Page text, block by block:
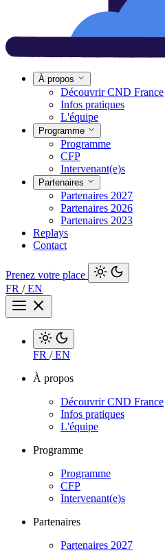
À propos
Découvrir CND France
Infos pratiques
L'équipe
Programme
Programme
CFP
Intervenant(e)s
Partenaires
Partenaires 2027
Partenaires 2026
Partenaires 2023
Replays
Contact
Prenez votre place
FR /EN
FR /EN
À propos
Découvrir CND France
Infos pratiques
L'équipe
Programme
Programme
CFP
Intervenant(e)s
Partenaires
Partenaires 2027